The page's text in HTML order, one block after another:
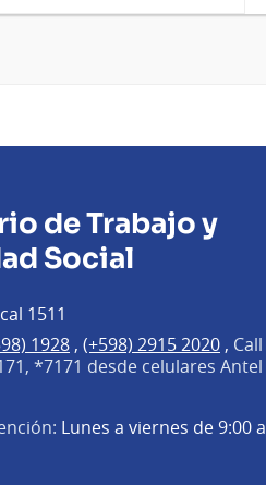
de Trabajo y
Social
1511
1928 , (+598) 2915 2020 , Call
*7171 desde celulares Antel
Lunes a viernes de 9:00 a